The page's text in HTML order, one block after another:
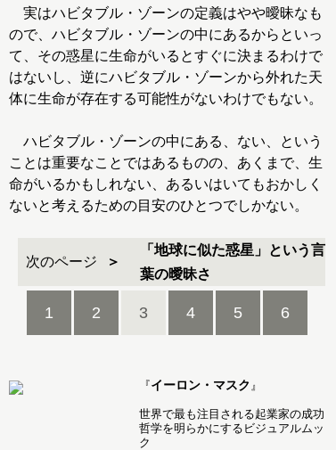
実はハビタブル・ゾーンの定義はやや曖昧なも
ので、ハビタブル・ゾーンの中にあるからといっ
て、その惑星に生命がいるとすぐに決まるわけで
はないし、逆にハビタブル・ゾーンから外れた天
体に生命が存在する可能性がないわけでもない。
ハビタブル・ゾーンの中にある、ない、という
ことは重要なことではあるものの、あくまで、生
命がいるかもしれない、あるいはいてもおかしく
ないと考えるための目安のひとつでしかない。
次のページ
「地球に似た惑星」という言
葉の曖昧さ
1 2 3 4 5 6
『イーロン・マスク 』
世界で最も注目される起業家の成功
哲学を明らかにするビジュアルムッ
ク